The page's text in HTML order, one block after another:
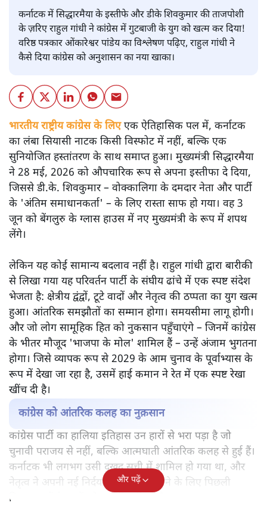
कर्नाटक में सिद्धारमैया के इस्तीफे और डीके शिवकुमार की ताजपोशी
के ज़रिए राहुल गांधी ने कांग्रेस में गुटबाजी के युग को खत्म कर दिया!
वरिष्ठ पत्रकार ओंकारेश्वर पांडेय का विश्लेषण पढ़िए, राहुल गांधी ने
कैसे दिया कांग्रेस को अनुशासन का नया खाका।
भारतीय राष्ट्रीय कांग्रेस के लिएएक ऐतिहासिक पल में, कर्नाटक
का लंबा सियासी नाटक किसी विस्फोट में नहीं, बल्कि एक
सुनियोजित हस्तांतरण के साथ समाप्त हुआ। मुख्यमंत्री सिद्धारमैया
ने 28 मई, 2026 को औपचारिक रूप से अपना इस्तीफा दे दिया,
जिससे डी.के. शिवकुमार – वोक्कालिगा के दमदार नेता और पार्टी
के 'अंतिम समाधानकर्ता' – के लिए रास्ता साफ हो गया। वह 3
जून को बेंगलुरु के ग्लास हाउस में नए मुख्यमंत्री के रूप में शपथ
लेंगे।
लेकिन यह कोई सामान्य बदलाव नहीं है। राहुल गांधी द्वारा बारीकी
से लिखा गया यह परिवर्तन पार्टी के संघीय ढांचे में एक स्पष्ट संदेश
भेजता है: क्षेत्रीय द्वंद्वों, टूटे वादों और नेतृत्व की ठप्पता का युग खत्म
हुआ। आंतरिक समझौतों का सम्मान होगा। समयसीमा लागू होगी।
और जो लोग सामूहिक हित को नुकसान पहुँचाएंगे – जिनमें कांग्रेस
के भीतर मौजूद 'भाजपा के मोल' शामिल हैं – उन्हें अंजाम भुगतना
होगा। जिसे व्यापक रूप से 2029 के आम चुनाव के पूर्वाभ्यास के
रूप में देखा जा रहा है, उसमें हाई कमान ने रेत में एक स्पष्ट रेखा
खींच दी है।
कांग्रेस को आंतरिक कलह का नुक़सान
कांग्रेस पार्टी का हालिया इतिहास उन हारों से भरा पड़ा है जो
चुनावी पराजय से नहीं, बल्कि आत्मघाती आंतरिक कलह से हुई हैं।
कर्नाटक भी लगभग उसी दुखद सूची में शामिल हो गया था, और
नेतृत्व ने अपनी नई निर्दयता को सही ठहराने के लिए पिछली
विफलताओं के भूतों को आमंत्रित किया है।
और पढ़ें